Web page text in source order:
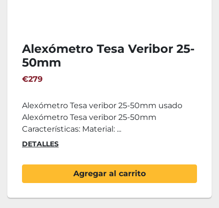
Alexómetro Tesa Veribor 25-
50mm
€279
Alexómetro Tesa veribor 25-50mm usado
Alexómetro Tesa veribor 25-50mm
Características: Material: ...
DETALLES
Agregar al carrito